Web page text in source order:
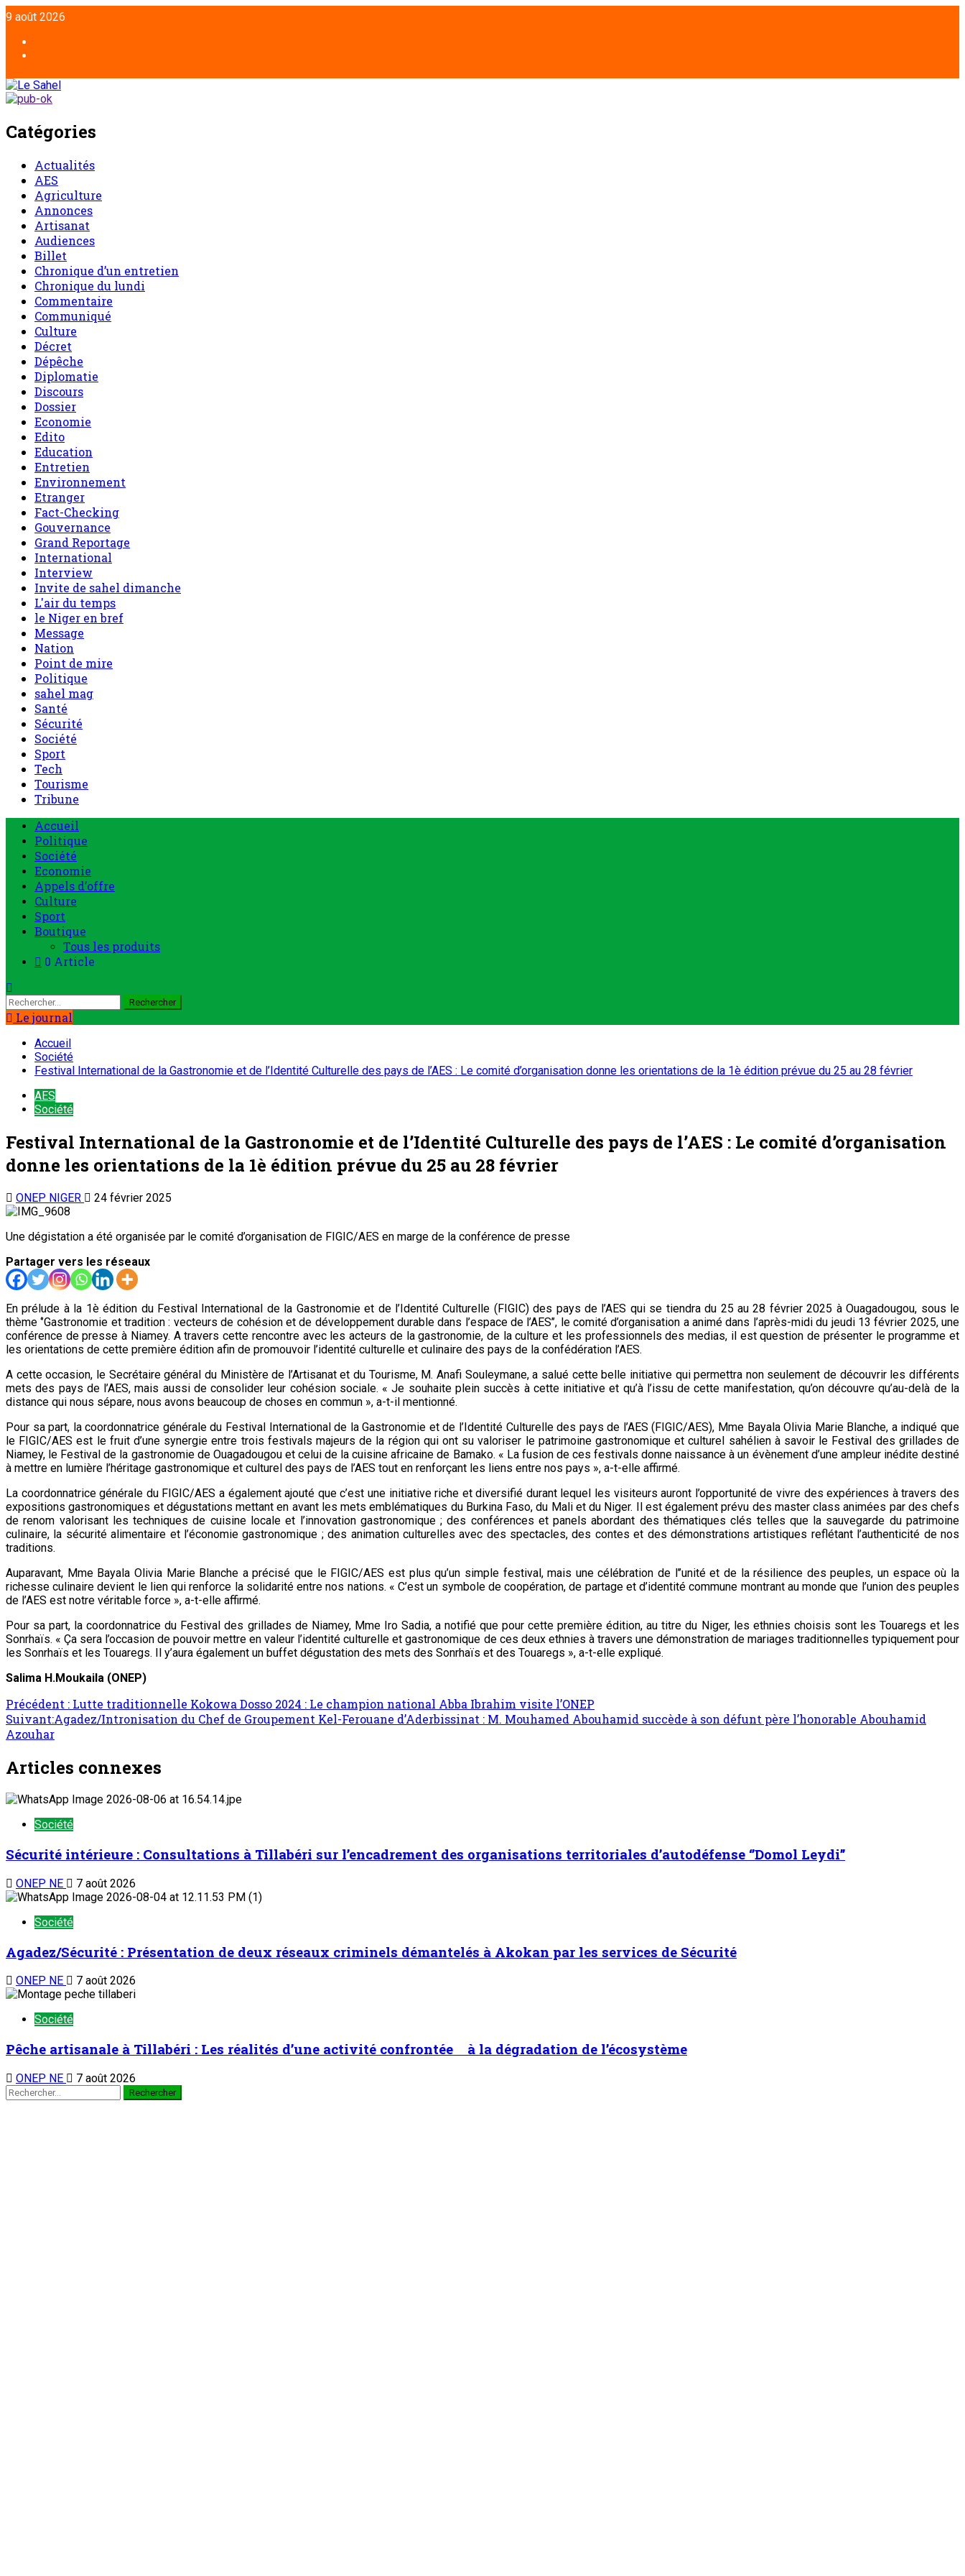
9 août 2026
Catégories
Actualités
AES
Agriculture
Annonces
Artisanat
Audiences
Billet
Chronique d’un entretien
Chronique du lundi
Commentaire
Communiqué
Culture
Décret
Dépêche
Diplomatie
Discours
Dossier
Economie
Edito
Education
Entretien
Environnement
Etranger
Fact-Checking
Gouvernance
Grand Reportage
International
Interview
Invite de sahel dimanche
L'air du temps
le Niger en bref
Message
Nation
Point de mire
Politique
sahel mag
Santé
Sécurité
Société
Sport
Tech
Tourisme
Tribune
Accueil
Politique
Société
Economie
Appels d’offre
Culture
Sport
Boutique
Tous les produits
0 Article
Le journal
Accueil
Société
Festival International de la Gastronomie et de l’Identité Culturelle des pays de l’AES : Le comité d’organisation donne les orientations de la 1è édition prévue du 25 au 28 février
AES
Société
Festival International de la Gastronomie et de l’Identité Culturelle des pays de l’AES : Le comité d’organisation
donne les orientations de la 1è édition prévue du 25 au 28 février
ONEP NIGER 24 février 2025
Une dégistation a été organisée par le comité d’organisation de FIGIC/AES en marge de la conférence de presse
Partager vers les réseaux
En prélude à la 1è édition du Festival International de la Gastronomie et de l’Identité Culturelle (FIGIC) des pays de l’AES qui se tiendra du 25 au 28 février 2025 à Ouagadougou, sous le
thème ‘’Gastronomie et tradition : vecteurs de cohésion et de développement durable dans l’espace de l’AES’’, le comité d’organisation a animé dans l’après-midi du jeudi 13 février 2025, une
conférence de presse à Niamey. A travers cette rencontre avec les acteurs de la gastronomie, de la culture et les professionnels des medias, il est question de présenter le programme et
les orientations de cette première édition afin de promouvoir l’identité culturelle et culinaire des pays de la confédération l’AES.
A cette occasion, le Secrétaire général du Ministère de l’Artisanat et du Tourisme, M. Anafi Souleymane, a salué cette belle initiative qui permettra non seulement de découvrir les différents
mets des pays de l’AES, mais aussi de consolider leur cohésion sociale. « Je souhaite plein succès à cette initiative et qu’à l’issu de cette manifestation, qu’on découvre qu’au-delà de la
distance qui nous sépare, nous avons beaucoup de choses en commun », a-t-il mentionné.
Pour sa part, la coordonnatrice générale du Festival International de la Gastronomie et de l’Identité Culturelle des pays de l’AES (FIGIC/AES), Mme Bayala Olivia Marie Blanche, a indiqué que
le FIGIC/AES est le fruit d’une synergie entre trois festivals majeurs de la région qui ont su valoriser le patrimoine gastronomique et culturel sahélien à savoir le Festival des grillades de
Niamey, le Festival de la gastronomie de Ouagadougou et celui de la cuisine africaine de Bamako. « La fusion de ces festivals donne naissance à un évènement d’une ampleur inédite destiné
à mettre en lumière l’héritage gastronomique et culturel des pays de l’AES tout en renforçant les liens entre nos pays », a-t-elle affirmé.
La coordonnatrice générale du FIGIC/AES a également ajouté que c’est une initiative riche et diversifié durant lequel les visiteurs auront l’opportunité de vivre des expériences à travers des
expositions gastronomiques et dégustations mettant en avant les mets emblématiques du Burkina Faso, du Mali et du Niger. Il est également prévu des master class animées par des chefs
de renom valorisant les techniques de cuisine locale et l’innovation gastronomique ; des conférences et panels abordant des thématiques clés telles que la sauvegarde du patrimoine
culinaire, la sécurité alimentaire et l’économie gastronomique ; des animation culturelles avec des spectacles, des contes et des démonstrations artistiques reflétant l’authenticité de nos
traditions.
Auparavant, Mme Bayala Olivia Marie Blanche a précisé que le FIGIC/AES est plus qu’un simple festival, mais une célébration de l’’unité et de la résilience des peuples, un espace où la
richesse culinaire devient le lien qui renforce la solidarité entre nos nations. « C’est un symbole de coopération, de partage et d’identité commune montrant au monde que l’union des peuples
de l’AES est notre véritable force », a-t-elle affirmé.
Pour sa part, la coordonnatrice du Festival des grillades de Niamey, Mme Iro Sadia, a notifié que pour cette première édition, au titre du Niger, les ethnies choisis sont les Touaregs et les
Sonrhaïs. « Ça sera l’occasion de pouvoir mettre en valeur l’identité culturelle et gastronomique de ces deux ethnies à travers une démonstration de mariages traditionnelles typiquement pour
les Sonrhaïs et les Touaregs. Il y’aura également un buffet dégustation des mets des Sonrhaïs et des Touaregs », a-t-elle expliqué.
Salima H.Moukaila (ONEP)
Précédent : Lutte traditionnelle Kokowa Dosso 2024 : Le champion national Abba Ibrahim visite l’ONEP
Suivant:Agadez/Intronisation du Chef de Groupement Kel-Ferouane d’Aderbissinat : M. Mouhamed Abouhamid succède à son défunt père l’honorable Abouhamid
Azouhar
Articles connexes
Société
Sécurité intérieure : Consultations à Tillabéri sur l’encadrement des organisations territoriales d’autodéfense ‘’Domol Leydi’’
ONEP NE 7 août 2026
Société
Agadez/Sécurité : Présentation de deux réseaux criminels démantelés à Akokan par les services de Sécurité
ONEP NE 7 août 2026
Société
Pêche artisanale à Tillabéri : Les réalités d’une activité confrontée à la dégradation de l’écosystème
ONEP NE 7 août 2026